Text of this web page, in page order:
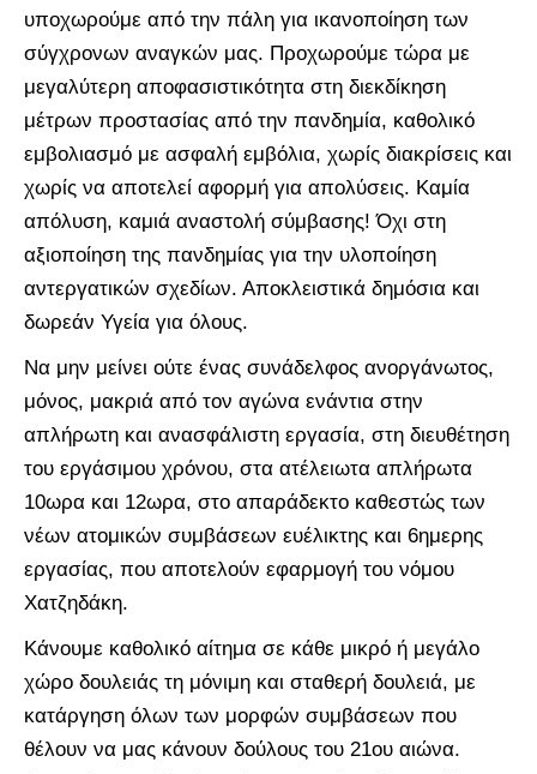
υποχωρούμε από την πάλη για ικανοποίηση των
σύγχρονων αναγκών μας. Προχωρούμε τώρα με
μεγαλύτερη αποφασιστικότητα στη διεκδίκηση
μέτρων προστασίας από την πανδημία, καθολικό
εμβολιασμό με ασφαλή εμβόλια, χωρίς διακρίσεις και
χωρίς να αποτελεί αφορμή για απολύσεις. Καμία
απόλυση, καμιά αναστολή σύμβασης! Όχι στη
αξιοποίηση της πανδημίας για την υλοποίηση
αντεργατικών σχεδίων. Αποκλειστικά δημόσια και
δωρεάν Υγεία για όλους.
Να μην μείνει ούτε ένας συνάδελφος ανοργάνωτος,
μόνος, μακριά από τον αγώνα ενάντια στην
απλήρωτη και ανασφάλιστη εργασία, στη διευθέτηση
του εργάσιμου χρόνου, στα ατέλειωτα απλήρωτα
10ωρα και 12ωρα, στο απαράδεκτο καθεστώς των
νέων ατομικών συμβάσεων ευέλικτης και 6ημερης
εργασίας, που αποτελούν εφαρμογή του νόμου
Χατζηδάκη.
Κάνουμε καθολικό αίτημα σε κάθε μικρό ή μεγάλο
χώρο δουλειάς τη μόνιμη και σταθερή δουλειά, με
κατάργηση όλων των μορφών συμβάσεων που
θέλουν να μας κάνουν δούλους του 21ου αιώνα.